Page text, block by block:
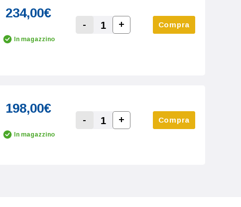
234,00€
In magazzino Decrease Quantity:
-
Increase Quantity:
+ Compra
198,00€
In magazzino Decrease Quantity:
-
Increase Quantity:
+ Compra